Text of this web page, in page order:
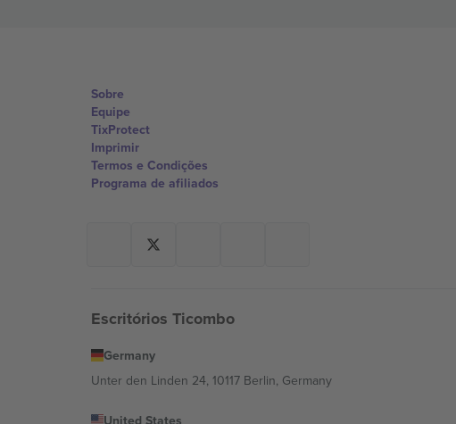
Sobre
Equipe
TixProtect
Imprimir
Termos e Condições
Programa de afiliados
Escritórios Ticombo
Germany
Unter den Linden 24, 10117 Berlin, Germany
United States